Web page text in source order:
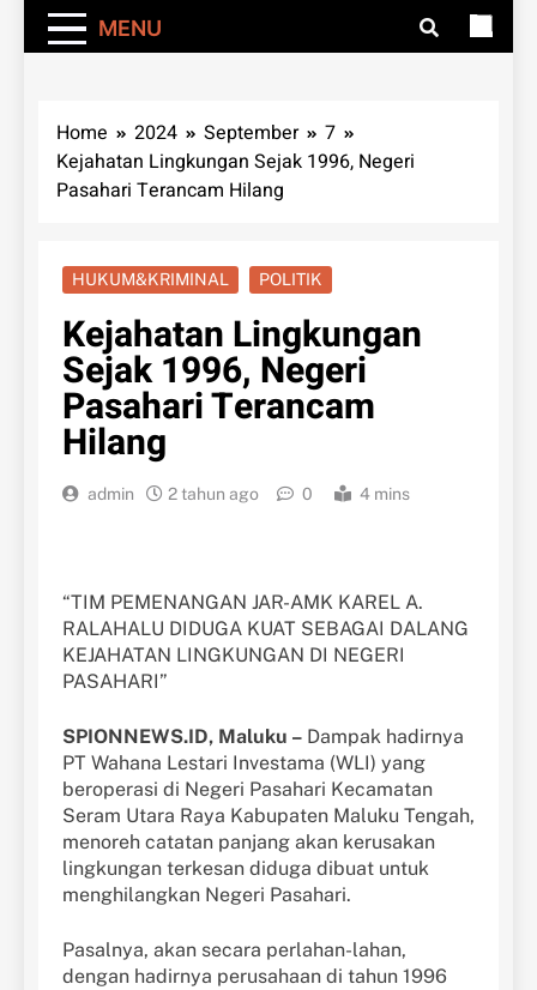
MENU
Home 2024 September
7
Kejahatan Lingkungan Sejak 1996, Negeri
Pasahari Terancam Hilang
HUKUM&KRIMINAL POLITIK
Kejahatan Lingkungan
Sejak 1996, Negeri
Pasahari Terancam
Hilang
admin 2 tahun ago 0 4 mins
“TIM PEMENANGAN JAR-AMK KAREL A.
RALAHALU DIDUGA KUAT SEBAGAI DALANG
KEJAHATAN LINGKUNGAN DI NEGERI
PASAHARI”
SPIONNEWS.ID, Maluku – Dampak hadirnya
PT Wahana Lestari Investama (WLI) yang
beroperasi di Negeri Pasahari Kecamatan
Seram Utara Raya Kabupaten Maluku Tengah,
menoreh catatan panjang akan kerusakan
lingkungan terkesan diduga dibuat untuk
menghilangkan Negeri Pasahari.
Pasalnya, akan secara perlahan-lahan,
dengan hadirnya perusahaan di tahun 1996